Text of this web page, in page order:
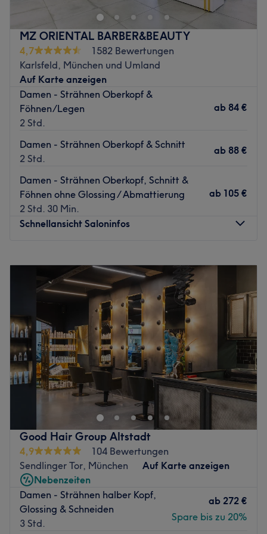
Haarschnitte, Zero Fades und individuelle Farbtechniken,
die perfekt zu jedem Typ passen.
Neben professionellen Friseurleistungen bieten wir auch
Kosmetik und erstklassigen Service – mit Leidenschaft,
Stil und einem Auge fürs Detail.
Nächste öffentliche Verkehrsmittel:
Der Salon befindet sich neben der U-Bahn-Haltestelle
Königsplatz.
Atmosphäre: modern, schick & stilvoll
Expertise: Friseur, Barber & Kosmetik
Produkte und Produktmarken: Wella, L'Oreal
Extras: kostenlose Getränke
MZ ORIENTAL BARBER&BEAUTY
4,7
1582 Bewertungen
Karlsfeld, München und Umland
Auf Karte anzeigen
Damen - Strähnen Oberkopf &
Föhnen/Legen
2 Std.
ab 84 €
Damen - Strähnen Oberkopf & Schnitt
2 Std.
ab 88 €
Damen - Strähnen Oberkopf, Schnitt &
Föhnen ohne Glossing / Abmattierung
2 Std. 30 Min.
ab 105 €
Schnellansicht Saloninfos
09:30–19:00
Mittwoch
09:30
Donnerstag
09:30
19:00
09:30
Samstag
09:30
18:00
Sonntag
Geschlossen
Suchst du einen ausgezeichneten Friseur in deiner Nähe?
Dann ist der Salon
MZ Oriental Barber & Beauty in Karlsfeld, Dachau,
München wie für dich
gemacht. Hier wirst du verwöhnt und deine individuelle
Wunschfrisur wird
mit passender Beratung gefunden. Professionelle Barbiere
und colorspezialisten Balayageprofis
Nächste öffentliche Verkehrsmittel:
Die Bushaltestelle Rathaus - Karlsfeld befindet sich in
unmittelbarer Nähe
Good Hair Group Altstadt
4,9
104 Bewertungen
Sendlinger Tor, München
Auf Karte anzeigen
Nebenzeiten
Damen - Strähnen halber Kopf,
Glossing & Schneiden
3 Std.
ab 272 €
Spare bis zu 20%